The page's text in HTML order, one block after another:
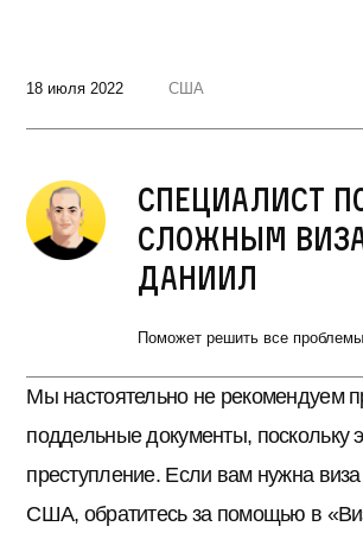
18 июля 2022 США
Специалист
сложным
Даниил
Поможет решить все проблемы
Мы настоятельно не рекомендуем
поддельные документы, поскольку
преступление. Если вам нужна
США, обратитесь за помощью в